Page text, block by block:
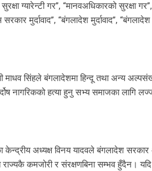
ग्यारेन्टी गर”, “मानवअधिकारको सुरक्षा
मुर्दावाद”, “बंगलादेश मुर्दावाद”,
माधव सिंहले बंगलादेशमा हिन्दू तथा अन्य
नागरिकको हत्या हुनु सभ्य समाजका लागि
केन्द्रीय अध्यक्ष विनय यादवले बंगलादेश
राज्यकै कमजोरी र संरक्षणबिना सम्भव हुँदैन।